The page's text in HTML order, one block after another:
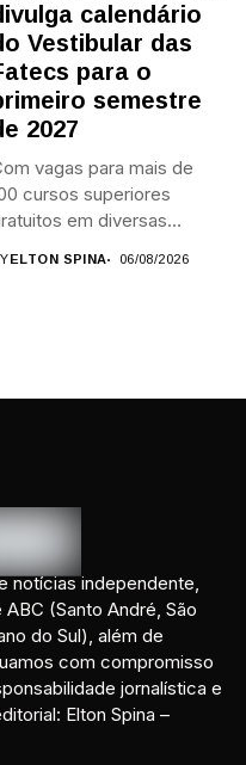
calendário
Vestibular das
para o
semestre
2027
vagas para mais de
cursos superiores
em diversas
ELTON SPINA 06/08/2026
notícias independente,
(Santo André, São
do Sul), além de
com compromisso
jornalística e
Elton Spina –